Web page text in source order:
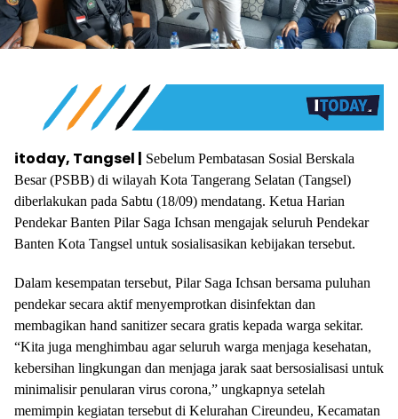
itoday, Tangsel | Sebelum Pembatasan Sosial Berskala
Besar (PSBB) di wilayah Kota Tangerang Selatan (Tangsel)
diberlakukan pada Sabtu (18/09) mendatang. Ketua Harian
Pendekar Banten Pilar Saga Ichsan mengajak seluruh Pendekar
Banten Kota Tangsel untuk sosialisasikan kebijakan tersebut.
Dalam kesempatan tersebut, Pilar Saga Ichsan bersama puluhan
pendekar secara aktif menyemprotkan disinfektan dan
membagikan hand sanitizer secara gratis kepada warga sekitar.
“Kita juga menghimbau agar seluruh warga menjaga kesehatan,
kebersihan lingkungan dan menjaga jarak saat bersosialisasi untuk
minimalisir penularan virus corona,” ungkapnya setelah
memimpin kegiatan tersebut di Kelurahan Cireundeu, Kecamatan